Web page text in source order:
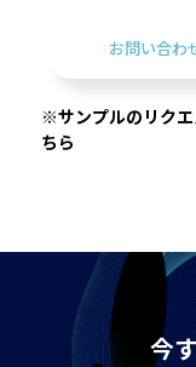
お問い合わ
※サンプルのリクエ
ちら
今